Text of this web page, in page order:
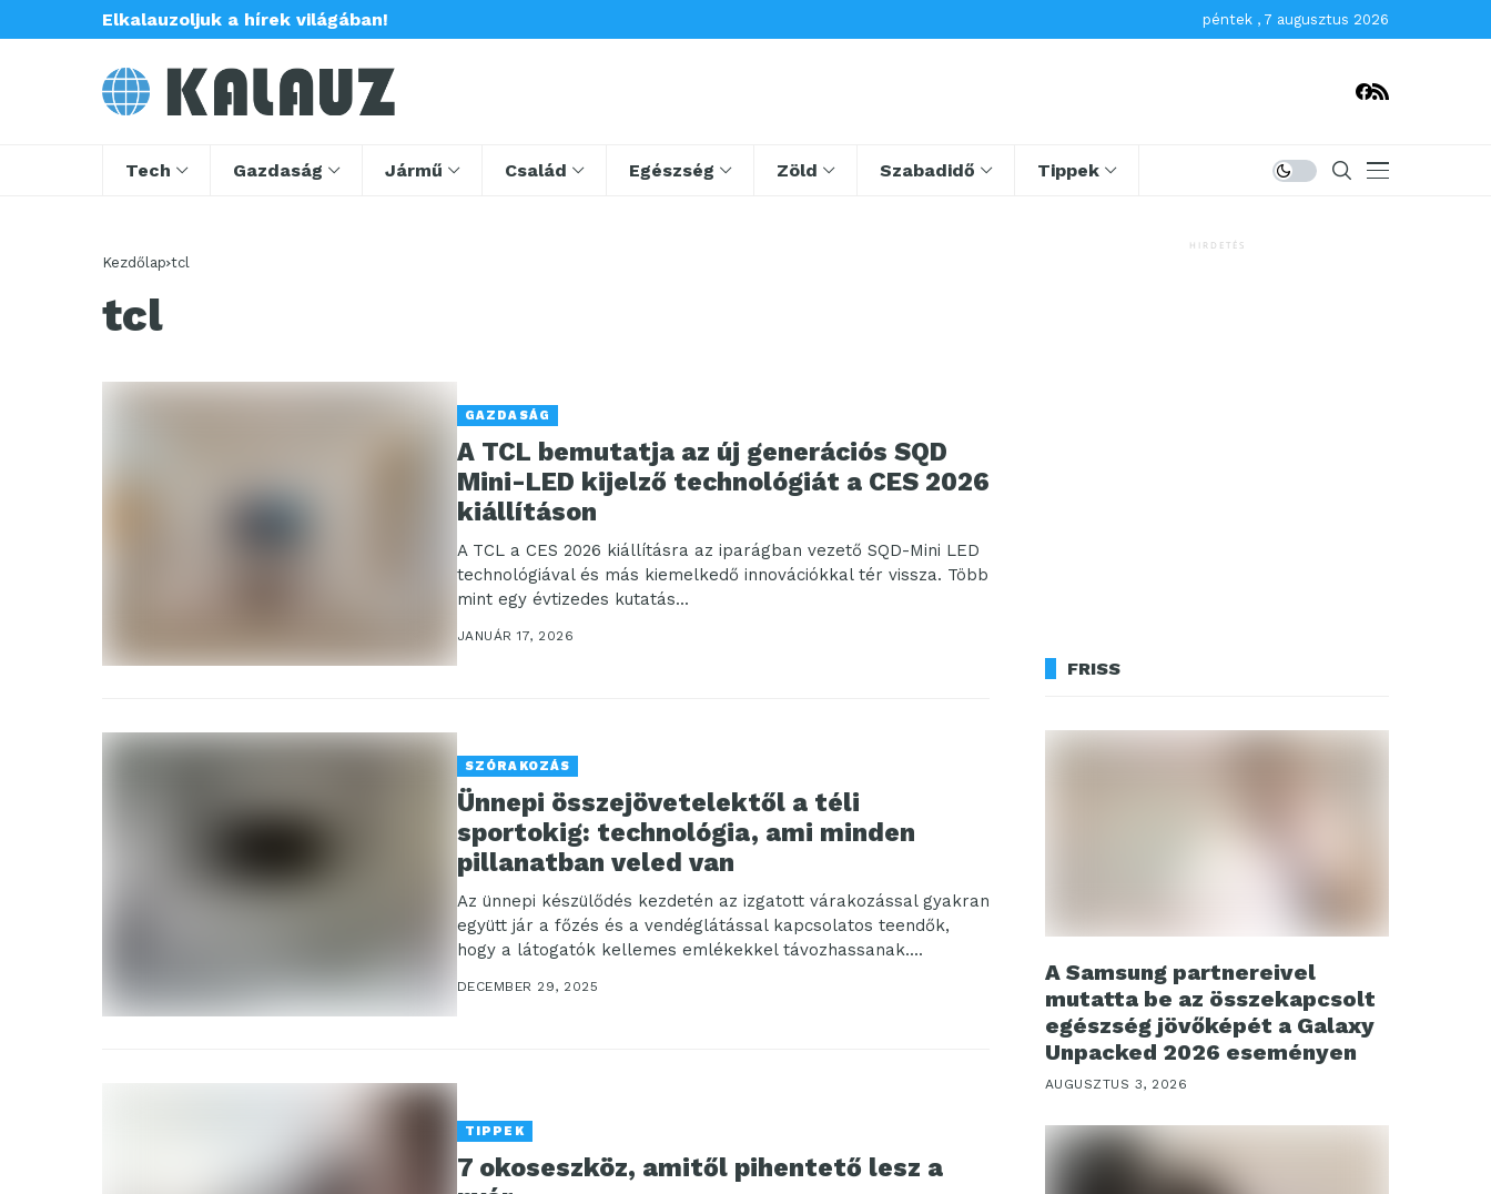
Elkalauzoljuk a hírek világában! péntek , 7 augusztus 2026
Tech Gazdaság Jármű Család Egészség Zöld Szabadidő Tippek
Kezdőlap tcl
tcl
GAZDASÁG
A TCL bemutatja az új generációs SQD
Mini-LED kijelző technológiát a CES 2026
kiállításon
A TCL a CES 2026 kiállításra az iparágban vezető SQD-Mini LED
technológiával és más kiemelkedő innovációkkal tér vissza. Több
mint egy évtizedes kutatás...
JANUÁR 17, 2026
SZÓRAKOZÁS
Ünnepi összejövetelektől a téli
sportokig: technológia, ami minden
pillanatban veled van
Az ünnepi készülődés kezdetén az izgatott várakozással gyakran
együtt jár a főzés és a vendéglátással kapcsolatos teendők,
hogy a látogatók kellemes emlékekkel távozhassanak....
DECEMBER 29, 2025
TIPPEK
7 okoseszköz, amitől pihentető lesz a
HIRDETÉS
FRISS
A Samsung partnereivel
mutatta be az összekapcsolt
egészség jövőképét a Galaxy
Unpacked 2026 eseményen
AUGUSZTUS 3, 2026